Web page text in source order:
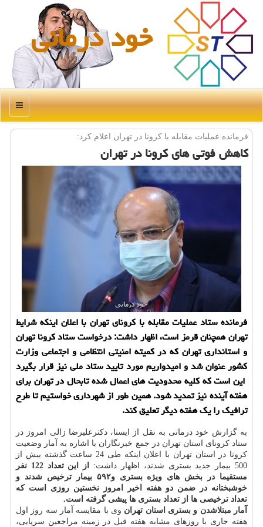
خود درمانی
منو
فرمانده عملیات مقابله با كرونا در تهران اعلام كرد:
كاهش فوتی های كرونا در تهران
فرمانده ستاد عملیات مقابله با كرونای تهران با اعلان اینكه شرایط
تهران همچنان قرمز است، اظهار داشت: درخواست ستاد كرونا تهران
و استانداری تهران كه در كمیته امنیتی انتظامی و اجتماعی وزارت
كشور عنوان شد و امیدواریم مورد تایید ستاد ملی نیز قرار بگیرد
این است كه كلیه محدودیت های اعمال شده تابحال در تهران برای
هفته آینده نیز تمدید شود. همین طور از شهرداری خواستیم تا طرح
ترافیك را یك هفته دیگر تعلیق كند.
به گزارش خود درمانی به نقل از ایسنا، دکترعلیرضا زالی امروز در
ستاد کرونای استان تهران در جمع خبرنگاران با اشاره به آمار وضعیت
کرونا در استان تهران با اعلان اینکه طی 24 ساعت گذشته بیش از
500 بیمار جدید بستری شدند، اظهار داشت:
از این تعداد 122 نفر
مستقیما در بخش های ویژه بستری و۵۹۲ بیمار ترخیص شدند و
خوشبختانه در ضمن دو هفته اخیر امروز نخستین روزی است که
تعداد ترخیصی ها از تعداد بستری ها پیشی گرفته است.
آمار مبتلاشدن و بستری استان تهران وی با مقایسه آمار سه روز اول
هفته جاری با روزهای مشابه هفته قبل در زمینه مراجعین سرپایی،